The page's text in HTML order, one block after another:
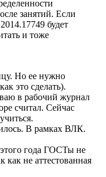
занятий. Если
будет
и тоже
Но ее нужно
это сделать).
в рабочий журнал
считал. Сейчас
В рамках ВЛК.
года ГОСТы не
не аттестованная